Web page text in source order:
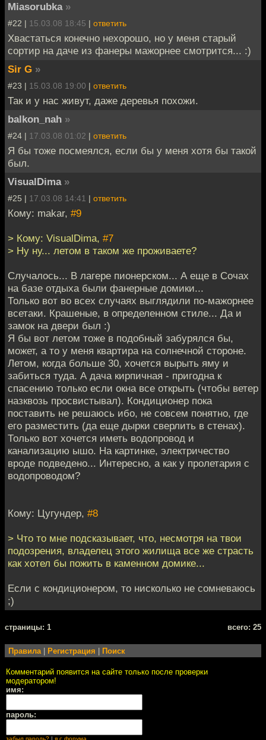
Miasorubka »
#22 | 15.03.08 18:45 | ответить
Хвастаться конечно нехорошо, но у меня старый
сортир на даче из фанеры мажорнее смотрится... :)
Sir G »
#23 | 15.03.08 19:00 | ответить
Так и у нас живут, даже деревья похожи.
balkon_nah »
#24 | 17.03.08 01:02 | ответить
Я бы тоже посмеялся, если бы у меня хотя бы такой
был.
VisualDima »
#25 | 17.03.08 14:41 | ответить
Кому: makar, #9
> Кому: VisualDima, #7
> Ну ну... летом в таком же проживаете?
Случалось... В лагере пионерском... А еще в Сочах
на базе отдыха были фанерные домики...
Только вот во всех случаях выглядили по-мажорнее
всетаки. Крашеные, в определенном стиле... Да и
замок на двери был :)
Я бы вот летом тоже в подобный забурялся бы,
может, а то у меня квартира на солнечной стороне.
Летом, когда больше 30, хочется вырыть яму и
забиться туда. А дача кирпичная - пригодна к
спасению только если окна все открыть (чтобы ветер
назквозь просвистывал). Кондиционер пока
поставить не решаюсь ибо, не совсем понятно, где
его разместить (да еще дырки сверлить в стенах).
Только вот хочется иметь водопровод и
канализацию ышо. На картинке, электричество
вроде подведено... Интересно, а как у пролетария с
водопроводом?
Кому: Цугундер, #8
> Что то мне подсказывает, что, несмотря на твои
подозрения, владелец этого жилища все же страсть
как хотел бы пожить в каменном домике...
Если с кондиционером, то нисколько не сомневаюсь
;)
cтраницы: 1 всего: 25
Правила| Регистрация Поиск
Комментарий появится на сайте только после проверки
модератором!
имя:
пароль: